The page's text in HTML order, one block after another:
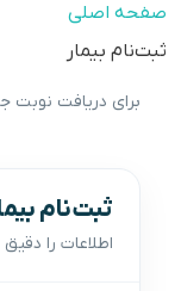
صفحه اصلی
ثبت‌نام بیمار
برای دریافت نوبت
ثبت‌نام
اطلاعات را